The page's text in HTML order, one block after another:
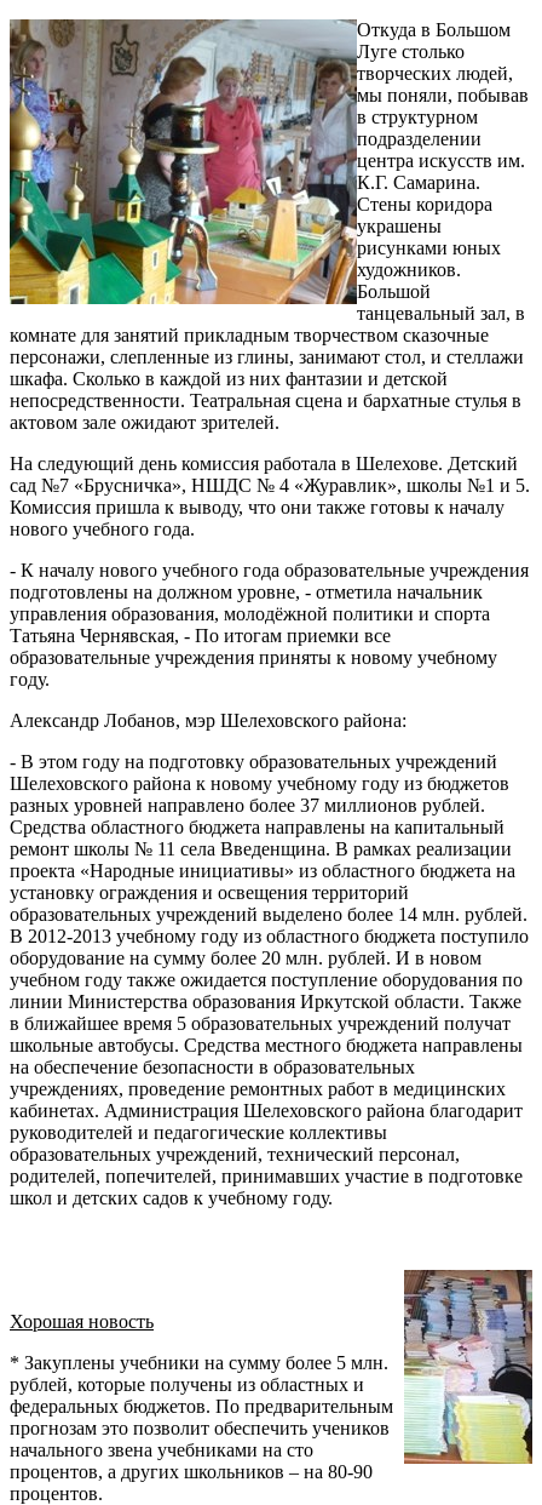
Откуда в Большом
Луге столько
творческих людей,
мы поняли, побывав
в структурном
подразделении
центра искусств им.
К.Г. Самарина.
Стены коридора
украшены
рисунками юных
художников.
Большой
танцевальный зал, в
комнате для занятий прикладным творчеством сказочные
персонажи, слепленные из глины, занимают стол, и стеллажи
шкафа. Сколько в каждой из них фантазии и детской
непосредственности. Театральная сцена и бархатные стулья в
актовом зале ожидают зрителей.
На следующий день комиссия работала в Шелехове. Детский
сад №7 «Брусничка», НШДС № 4 «Журавлик», школы №1 и 5.
Комиссия пришла к выводу, что они также готовы к началу
нового учебного года.
- К началу нового учебного года образовательные учреждения
подготовлены на должном уровне, - отметила начальник
управления образования, молодёжной политики и спорта
Татьяна Чернявская, - По итогам приемки все
образовательные учреждения приняты к новому учебному
году.
Александр Лобанов, мэр Шелеховского района:
- В этом году на подготовку образовательных учреждений
Шелеховского района к новому учебному году из бюджетов
разных уровней направлено более 37 миллионов рублей.
Средства областного бюджета направлены на капитальный
ремонт школы № 11 села Введенщина. В рамках реализации
проекта «Народные инициативы» из областного бюджета на
установку ограждения и освещения территорий
образовательных учреждений выделено более 14 млн. рублей.
В 2012-2013 учебному году из областного бюджета поступило
оборудование на сумму более 20 млн. рублей. И в новом
учебном году также ожидается поступление оборудования по
линии Министерства образования Иркутской области. Также
в ближайшее время 5 образовательных учреждений получат
школьные автобусы. Средства местного бюджета направлены
на обеспечение безопасности в образовательных
учреждениях, проведение ремонтных работ в медицинских
кабинетах. Администрация Шелеховского района благодарит
руководителей и педагогические коллективы
образовательных учреждений, технический персонал,
родителей, попечителей, принимавших участие в подготовке
школ и детских садов к учебному году.
Хорошая новость
* Закуплены учебники на сумму более 5 млн.
рублей, которые получены из областных и
федеральных бюджетов. По предварительным
прогнозам это позволит обеспечить учеников
начального звена учебниками на сто
процентов, а других школьников – на 80-90
процентов.